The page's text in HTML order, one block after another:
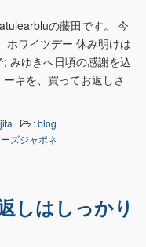
の藤田です。 今
ホワイツデー 休み明けは
みゆきへ日頃の感謝を込
キを、買ってお返しさ
:blog
ズジャポネ
しはしっかり